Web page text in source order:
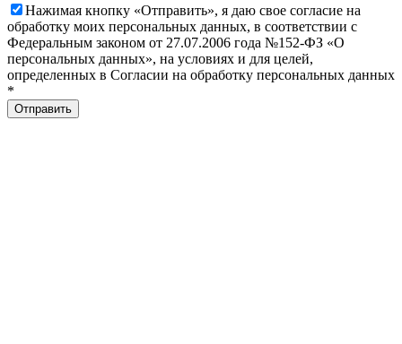
Нажимая кнопку «Отправить», я даю свое согласие на
обработку моих персональных данных, в соответствии с
Федеральным законом от 27.07.2006 года №152-ФЗ «О
персональных данных», на условиях и для целей,
определенных в Согласии на обработку персональных данных
*
Отправить